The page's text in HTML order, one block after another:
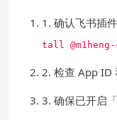
1. 确认飞书插
tall
2. 检查 App ID
3. 确保已开启